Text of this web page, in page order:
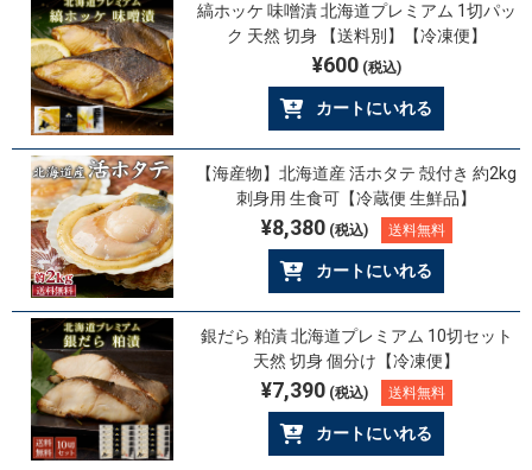
縞ホッケ 味噌漬 北海道プレミアム 1切パッ
ク 天然 切身 【送料別】【冷凍便】
¥600(税込)
カートにいれる
【海産物】北海道産 活ホタテ 殻付き 約2kg
刺身用 生食可【冷蔵便 生鮮品】
¥8,380(税込) 送料無料
カートにいれる
銀だら 粕漬 北海道プレミアム 10切セット
天然 切身 個分け【冷凍便】
¥7,390(税込) 送料無料
カートにいれる